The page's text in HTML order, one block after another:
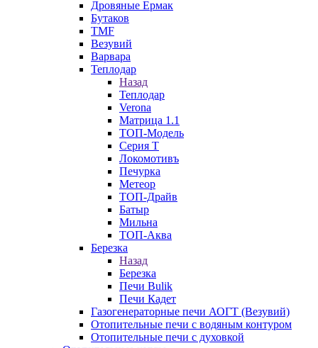
Дровяные Ермак
Бутаков
TMF
Везувий
Варвара
Теплодар
Назад
Теплодар
Verona
Матрица 1.1
ТОП-Модель
Серия Т
Локомотивъ
Печурка
Метеор
ТОП-Драйв
Батыр
Мильна
ТОП-Аква
Березка
Назад
Березка
Печи Bulik
Печи Кадет
Газогенераторные печи АОГТ (Везувий)
Отопительные печи с водяным контуром
Отопительные печи с духовкой